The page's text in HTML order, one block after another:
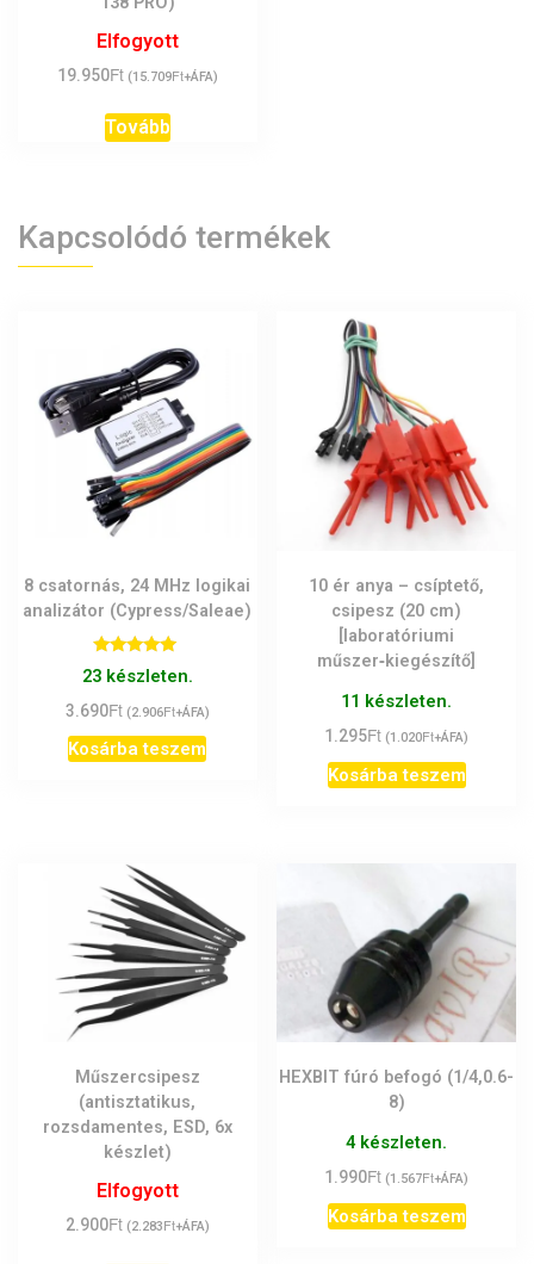
Elfogyott
19.950Ft (15.709Ft+ÁFA)
Tovább
Kapcsolódó termékek
8 csatornás, 24 MHz logikai
analizátor (Cypress/Saleae)
Értékelés:
5.00
23 készleten.
3.690Ft (2.906Ft+ÁFA)
Kosárba teszem
10 ér anya – csíptető,
csipesz (20 cm)
[laboratóriumi
műszer‑kiegészítő]
11 készleten.
1.295Ft (1.020Ft+ÁFA)
Kosárba teszem
Műszercsipesz
(antisztatikus,
rozsdamentes, ESD, 6x
készlet)
Elfogyott
2.900Ft (2.283Ft+ÁFA)
HEXBIT fúró befogó (1/4,0.6-
8)
4 készleten.
1.990Ft (1.567Ft+ÁFA)
Kosárba teszem